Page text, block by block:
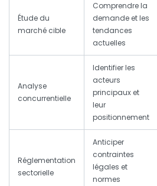
Étude du
marché cible
Comprendre la
demande et les
tendances
actuelles
Analyse
concurrentielle
Identifier les
acteurs
principaux et
leur
positionnement
Réglementation
sectorielle
Anticiper
contraintes
légales et
normes